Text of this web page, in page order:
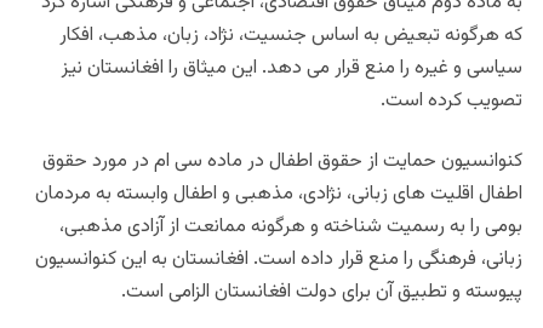
که هرگونه تبعیض به اساس جنسیت، نژاد، زبان، مذهب، افکار
سیاسی و غیره را منع قرار می دهد. این میثاق را افغانستان نیز
تصویب کرده است.
کنوانسیون حمایت از حقوق اطفال در ماده سی ام در مورد حقوق
اطفال اقلیت های زبانی، نژادی، مذهبی و اطفال وابسته به مردمان
بومی را به رسمیت شناخته و هرگونه ممانعت از آزادی مذهبی،
زبانی، فرهنگی را منع قرار داده است. افغانستان به این کنوانسیون
پیوسته و تطبیق آن برای دولت افغانستان الزامی است.